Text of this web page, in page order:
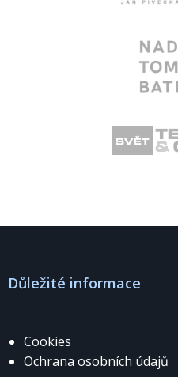
Důležité informace
Cookies
Ochrana osobních údajů